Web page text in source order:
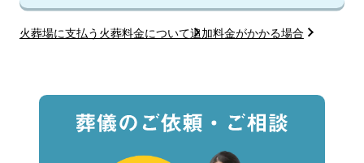
火葬場に支払う火葬料金について追加料金がかかる場合